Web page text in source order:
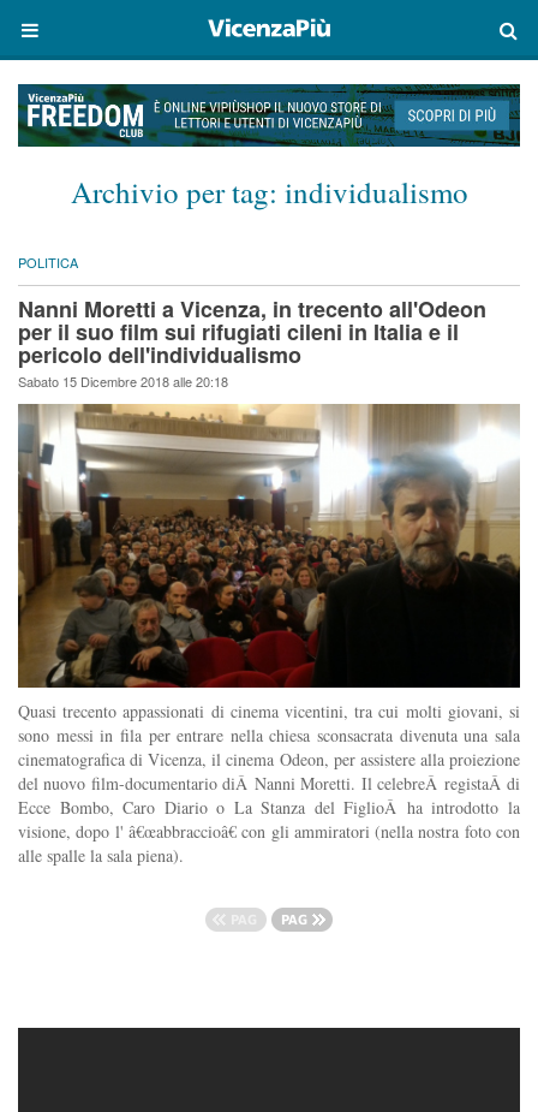
Archivio per tag: individualismo
POLITICA
Nanni Moretti a Vicenza, in trecento all'Odeon
per il suo film sui rifugiati cileni in Italia e il
pericolo dell'individualismo
Sabato 15 Dicembre 2018 alle 20:18
Quasi trecento appassionati di cinema vicentini, tra cui molti giovani, si
sono messi in fila per entrare nella chiesa sconsacrata divenuta una sala
cinematografica di Vicenza, il cinema Odeon, per assistere alla proiezione
del nuovo film-documentario diÂ Nanni Moretti. Il celebreÂ registaÂ di
Ecce Bombo, Caro Diario o La Stanza del FiglioÂ ha introdotto la
visione, dopo l' â€œabbraccioâ€ con gli ammiratori (nella nostra foto con
alle spalle la sala piena).